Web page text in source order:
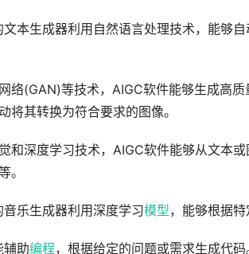
本生成器利用自然语言处理技术，能够
络(GAN)等技术，AIGC软件能够生成高
将其转换为符合要求的图像。
和深度学习技术，AIGC软件能够从文本
。
乐生成器利用深度学习模型，能够根据特
辅助编程，根据给定的问题或需求生成代